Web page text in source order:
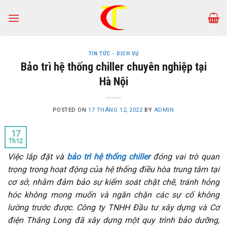
TIN TỨC - DỊCH VỤ
Bảo trì hệ thống chiller chuyên nghiệp tại
Hà Nội
POSTED ON 17 THÁNG 12, 2022 BY ADMIN
17
Th12
Việc lắp đặt và bảo trì hệ thống chillerđóng vai trò quan
trọng trong hoạt động của hệ thống điều hòa trung tâm tại
cơ sở, nhằm đảm bảo sự kiểm soát chặt chẽ, tránh hỏng
hóc không mong muốn và ngăn chặn các sự cố không
lường trước được. Công ty TNHH Đầu tư xây dựng và Cơ
điện Thăng Long đã xây dựng một quy trình bảo dưỡng,